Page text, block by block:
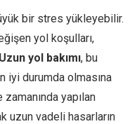
bir stres yükleyebilir.
yol koşulları,
Uzun yol bakımı, bu
iyi durumda olmasına
yapılan
uzun vadeli hasarların